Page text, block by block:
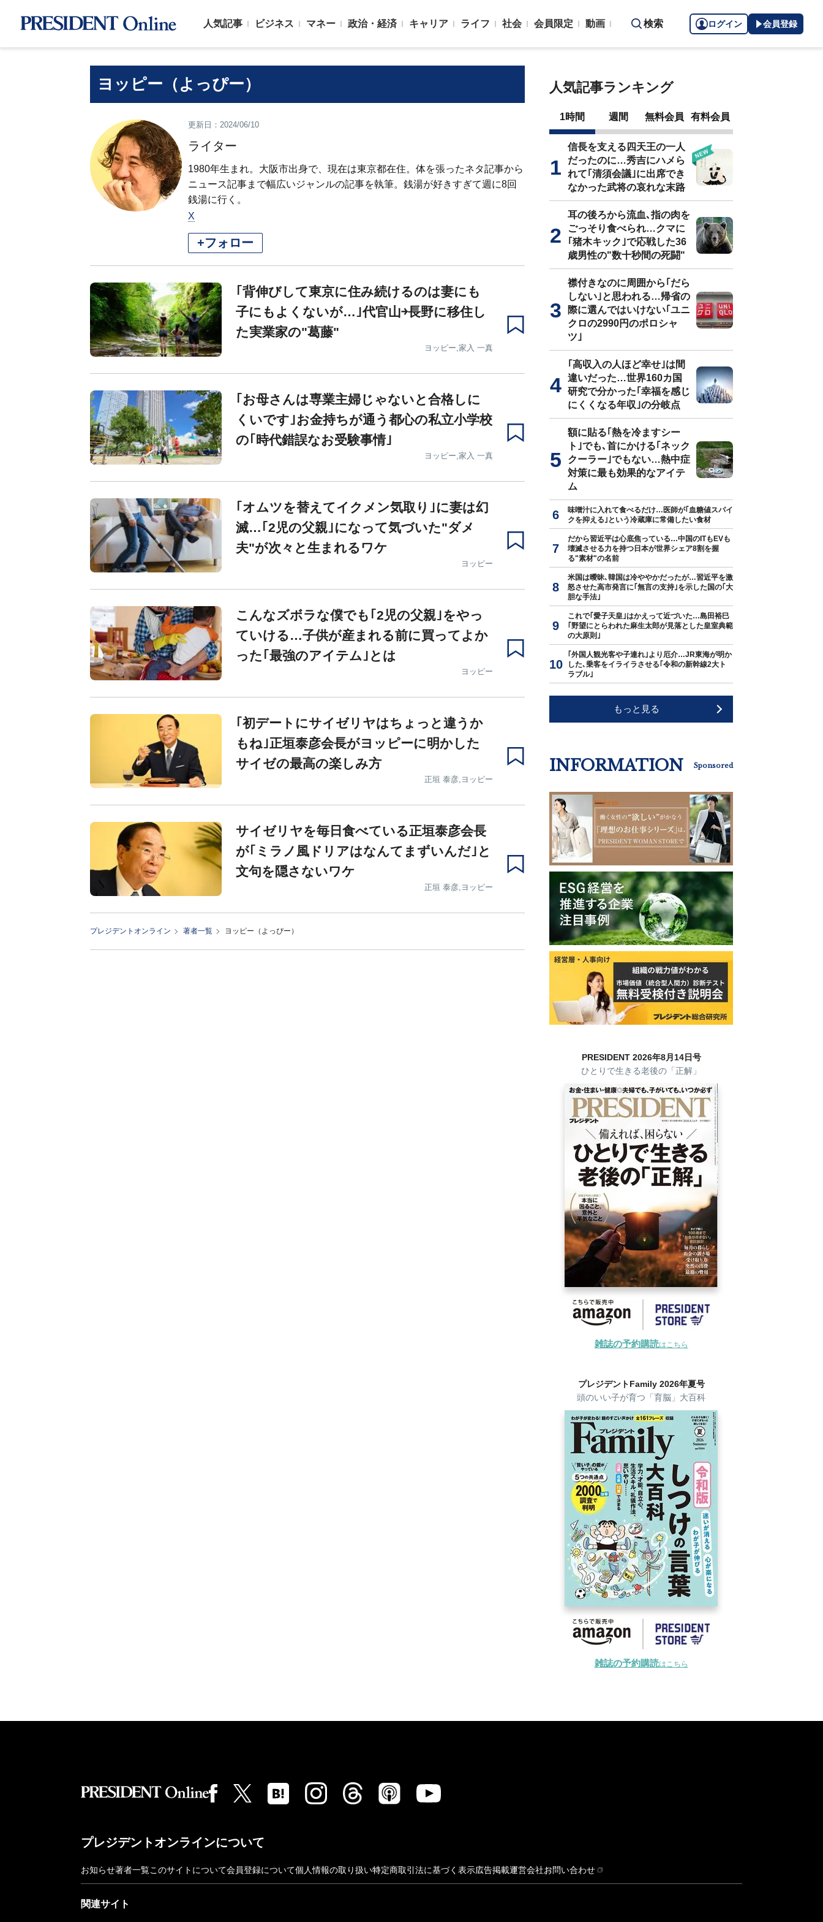
人気記事 ビジネス マネー 政治・経済 キャリア ライフ 社会 会員限定 動画 検索 ログイン 会員登録
ヨッピー（よっぴー）
更新日：2024/06/10
ライター
1980年生まれ。大阪市出身で、現在は東京都在住。体を張ったネタ記事から
ニュース記事まで幅広いジャンルの記事を執筆。銭湯が好きすぎて週に8回
銭湯に行く。
X
+フォロー
｢背伸びして東京に住み続けるのは妻にも
子にもよくないが…｣代官山￫長野に移住し
た実業家の"葛藤"
ヨッピー,家入 一真
｢お母さんは専業主婦じゃないと合格しに
くいです｣お金持ちが通う都心の私立小学校
の｢時代錯誤なお受験事情｣
ヨッピー,家入 一真
｢オムツを替えてイクメン気取り｣に妻は幻
滅…｢2児の父親｣になって気づいた"ダメ
夫"が次々と生まれるワケ
ヨッピー
こんなズボラな僕でも｢2児の父親｣をやっ
ていける…子供が産まれる前に買ってよか
った｢最強のアイテム｣とは
ヨッピー
｢初デートにサイゼリヤはちょっと違うか
もね｣正垣泰彦会長がヨッピーに明かした
サイゼの最高の楽しみ方
正垣 泰彦,ヨッピー
サイゼリヤを毎日食べている正垣泰彦会長
が｢ミラノ風ドリアはなんてまずいんだ｣と
文句を隠さないワケ
正垣 泰彦,ヨッピー
プレジデントオンライン 著者一覧 ヨッピー（よっぴー）
人気記事ランキング
1時間 週間 無料会員 有料会員
信長を支える四天王の一人
だったのに…秀吉にハメら
れて｢清須会議｣に出席でき
なかった武将の哀れな末路
耳の後ろから流血､指の肉を
ごっそり食べられ…クマに
｢猪木キック｣で応戦した36
歳男性の"数十秒間の死闘"
襟付きなのに周囲から｢だら
しない｣と思われる…帰省の
際に選んではいけない｢ユニ
クロの2990円のポロシャ
ツ｣
｢高収入の人ほど幸せ｣は間
違いだった…世界160カ国
研究で分かった｢幸福を感じ
にくくなる年収｣の分岐点
額に貼る｢熱を冷ますシー
ト｣でも､首にかける｢ネック
クーラー｣でもない…熱中症
対策に最も効果的なアイテ
ム
味噌汁に入れて食べるだけ…医師が｢血糖値スパイ
クを抑える｣という冷蔵庫に常備したい食材
だから習近平は心底焦っている…中国のITもEVも
壊滅させる力を持つ日本が世界シェア8割を握
る"素材"の名前
米国は曖昧､韓国は冷ややかだったが…習近平を激
怒させた高市発言に｢無言の支持｣を示した国の｢大
胆な手法｣
これで｢愛子天皇｣はかえって近づいた…島田裕巳
｢野望にとらわれた麻生太郎が見落とした皇室典範
の大原則｣
｢外国人観光客や子連れ｣より厄介…JR東海が明か
した､乗客をイライラさせる｢令和の新幹線2大ト
ラブル｣
もっと見る
INFORMATION Sponsored
PRESIDENT 2026年8月14日号
ひとりで生きる老後の「正解」
雑誌の予約購読はこちら
プレジデントFamily 2026年夏号
頭のいい子が育つ「育脳」大百科
雑誌の予約購読はこちら
プレジデントオンラインについて
お知らせ著者一覧このサイトについて会員登録について個人情報の取り扱い特定商取引法に基づく表示広告掲載運営会社お問い合わせ
関連サイト